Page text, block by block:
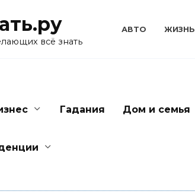
всё знать
АВТО ЖИЗНЬ
Гадания Дом и семья